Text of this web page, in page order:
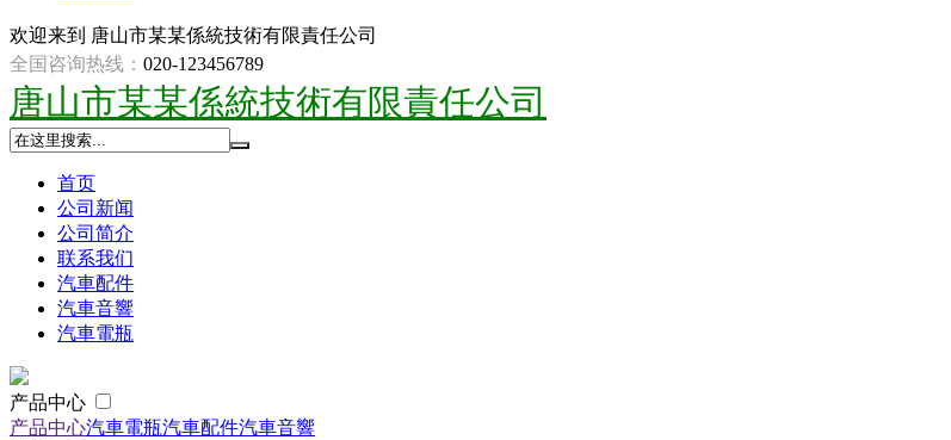
欢迎来到 唐山市某某係統技術有限責任公司
全国咨询热线： 020-123456789
唐山市某某係統技術有限責任公司
首页
公司新闻
公司简介
联系我们
汽車配件
汽車音響
汽車電瓶
产品中心
产品中心汽車電瓶汽車配件汽車音響